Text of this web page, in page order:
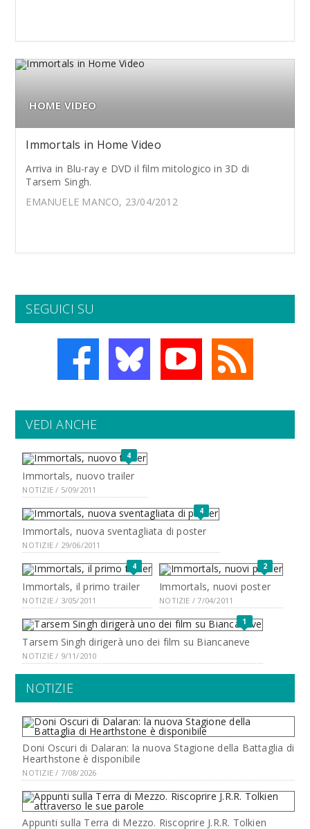
HOME VIDEO
Immortals in Home Video
Arriva in Blu-ray e DVD il film mitologico in 3D di
Tarsem Singh.
EMANUELE MANCO, 23/04/2012
SEGUICI SU
VEDI ANCHE
4
Immortals, nuovo trailer
NOTIZIE / 5/09/2011
4
Immortals, nuova sventagliata di poster
NOTIZIE / 29/06/2011
4
Immortals, il primo trailer
NOTIZIE / 3/05/2011
2
Immortals, nuovi poster
NOTIZIE / 7/04/2011
1
Tarsem Singh dirigerà uno dei film su Biancaneve
NOTIZIE / 9/11/2010
NOTIZIE
Doni Oscuri di Dalaran: la nuova Stagione della Battaglia di
Hearthstone è disponibile
NOTIZIE / 7/08/2026
Appunti sulla Terra di Mezzo. Riscoprire J.R.R. Tolkien